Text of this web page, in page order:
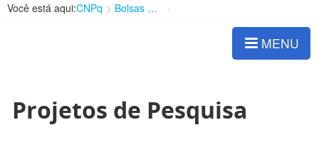
Você está aqui:CNPq Bolsas e Auxílios Vigentes
MENU
Projetos de Pesquisa